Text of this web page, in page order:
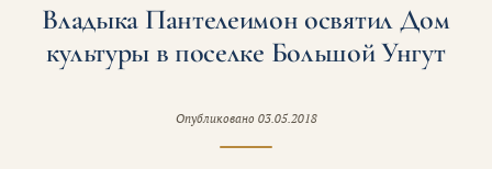
Владыка Пантелеимон освятил Дом
культуры в поселке Большой Унгут
Опубликовано 03.05.2018